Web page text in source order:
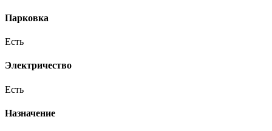
Парковка
Есть
Электричество
Есть
Назначение